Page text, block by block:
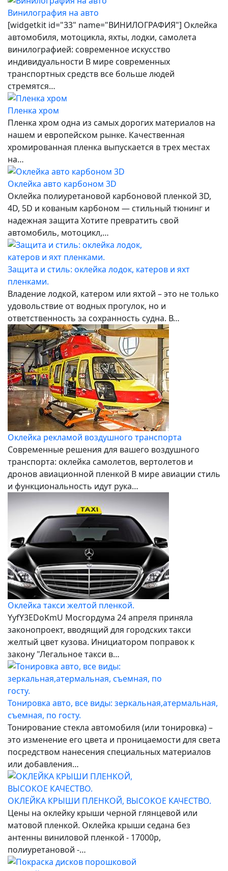
Винилография на авто
[widgetkit id="33" name="ВИНИЛОГРАФИЯ"] Оклейка
автомобиля, мотоцикла, яхты, лодки, самолета
винилографией: современное искусство
индивидуальности В мире современных
транспортных средств все больше людей
стремятся…
Пленка хром
Пленка хром одна из самых дорогих материалов на
нашем и европейском рынке. Качественная
хромированная пленка выпускается в трех местах
на…
Оклейка авто карбоном 3D
Оклейка полиуретановой карбоновой пленкой 3D,
4D, 5D и кованым карбоном — стильный тюнинг и
надежная защита Хотите превратить свой
автомобиль, мотоцикл,…
Защита и стиль: оклейка лодок, катеров и яхт
пленками.
Владение лодкой, катером или яхтой – это не только
удовольствие от водных прогулок, но и
ответственность за сохранность судна. В…
Оклейка рекламой воздушного транспорта
Современные решения для вашего воздушного
транспорта: оклейка самолетов, вертолетов и
дронов авиационной пленкой В мире авиации стиль
и функциональность идут рука…
Оклейка такси желтой пленкой.
YyfY3EDoKmU Мосгордума 24 апреля приняла
законопроект, вводящий для городских такси
желтый цвет кузова. Инициатором поправок к
закону "Легальное такси в…
Тонировка авто, все виды: зеркальная,атермальная,
съемная, по госту.
Тонирование стекла автомобиля (или тонировка) –
это изменение его цвета и проницаемости для света
посредством нанесения специальных материалов
или добавления…
ОКЛЕЙКА КРЫШИ ПЛЕНКОЙ, ВЫСОКОЕ КАЧЕСТВО.
Цены на оклейку крыши черной глянцевой или
матовой пленкой. Оклейка крыши седана без
антенны виниловой пленкой - 17000р,
полиуретановой -…